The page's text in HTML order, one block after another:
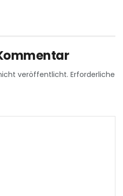
veröffentlicht. Erforderliche